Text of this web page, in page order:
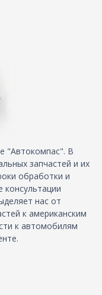
"Автокомпас". В
запчастей и их
обработки и
консультации
нас от
к американским
к автомобилям